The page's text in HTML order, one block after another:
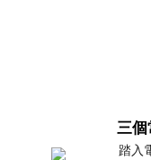
三個
踏入